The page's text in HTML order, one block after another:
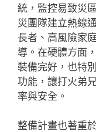
統，監控易致災
災團隊建立熱線
長者、高風險家
導。在硬體方面
裝備完好，也特
功能，讓打火弟
率與安全。
整備計畫也著重